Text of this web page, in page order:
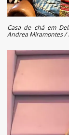
Casa de chá em
Andrea Miramontes /